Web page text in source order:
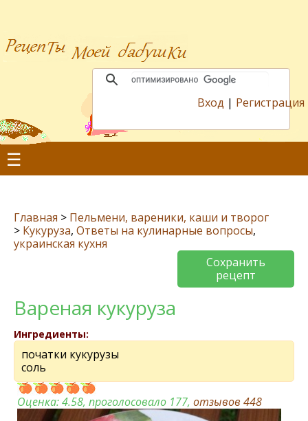
Вход | Регистрация
☰
Главная > Пельмени, вареники, каши и творог
> Кукуруза, Ответы на кулинарные вопросы,
украинская кухня
Сохранить
рецепт
Вареная кукуруза
Ингредиенты:
початки кукурузы
соль
Оценка:4.58, проголосовало 177, отзывов 448